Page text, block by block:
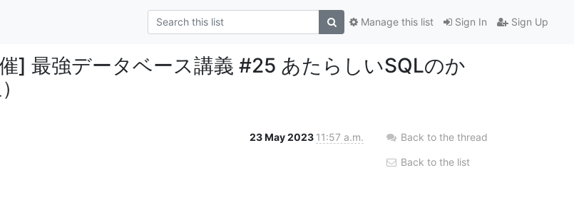
Sign In Sign Up
Manage this list
] 最強データベース講義 #25 あたらしいSQLのか
23 May 2023 11:57 a.m. Back to the thread
Back to the list